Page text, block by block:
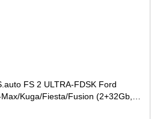
FS 2 ULTRA-FDSK Ford
Kuga/Fiesta/Fusion (2+32Gb,